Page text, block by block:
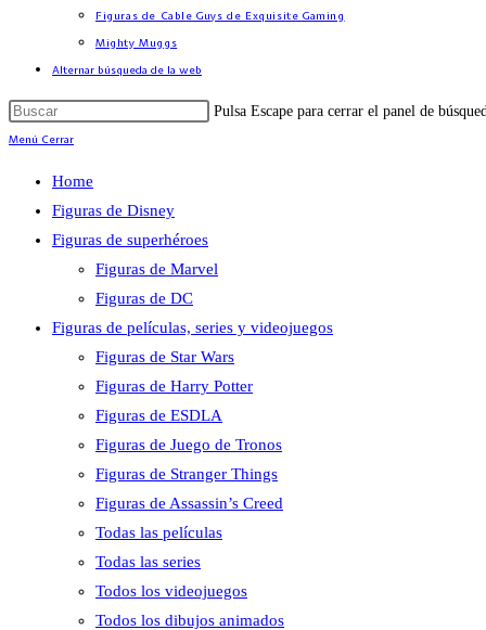
Figuras de Cable Guys de Exquisite Gaming
Mighty Muggs
Alternar búsqueda de la web
Pulsa Escape para cerrar el panel de
Menú Cerrar
Home
Figuras de Disney
Figuras de superhéroes
Figuras de Marvel
Figuras de DC
Figuras de películas, series y videojuegos
Figuras de Star Wars
Figuras de Harry Potter
Figuras de ESDLA
Figuras de Juego de Tronos
Figuras de Stranger Things
Figuras de Assassin’s Creed
Todas las películas
Todas las series
Todos los videojuegos
Todos los dibujos animados